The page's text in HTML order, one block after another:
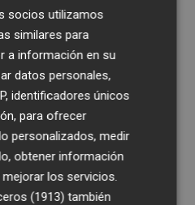
de Jumilla activa el Plan
actualidad de
en tu correo
socios utilizamos
similares para
a información en su
datos personales,
identificadores únicos
para ofrecer
personalizados, medir
obtener información
los servicios.
(1913) también